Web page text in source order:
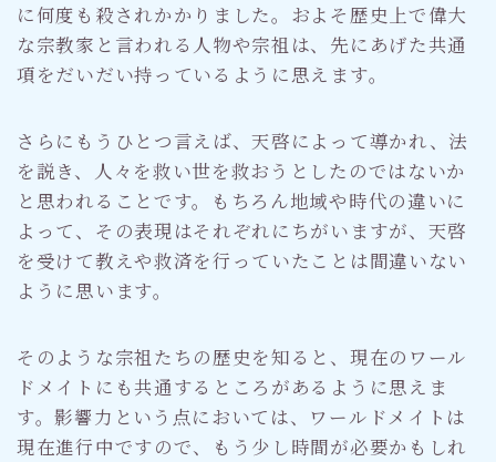
に何度も殺されかかりました。およそ歴史上で偉大
な宗教家と言われる人物や宗祖は、先にあげた共通
項をだいだい持っているように思えます。
さらにもうひとつ言えば、天啓によって導かれ、法
を説き、人々を救い世を救おうとしたのではないか
と思われることです。もちろん地域や時代の違いに
よって、その表現はそれぞれにちがいますが、天啓
を受けて教えや救済を行っていたことは間違いない
ように思います。
そのような宗祖たちの歴史を知ると、現在のワール
ドメイトにも共通するところがあるように思えま
す。影響力という点においては、ワールドメイトは
現在進行中ですので、もう少し時間が必要かもしれ